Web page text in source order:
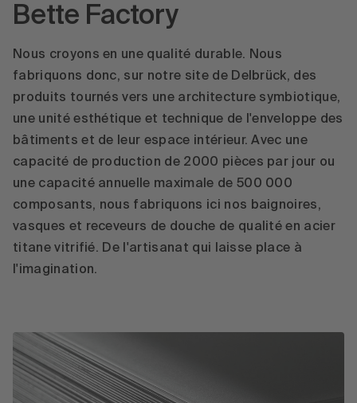
Bette Factory
Nous croyons en une qualité durable. Nous
fabriquons donc, sur notre site de Delbrück, des
produits tournés vers une architecture symbiotique,
une unité esthétique et technique de l'enveloppe des
bâtiments et de leur espace intérieur. Avec une
capacité de production de 2000 pièces par jour ou
une capacité annuelle maximale de 500 000
composants, nous fabriquons ici nos baignoires,
vasques et receveurs de douche de qualité en acier
titane vitrifié. De l'artisanat qui laisse place à
l'imagination.